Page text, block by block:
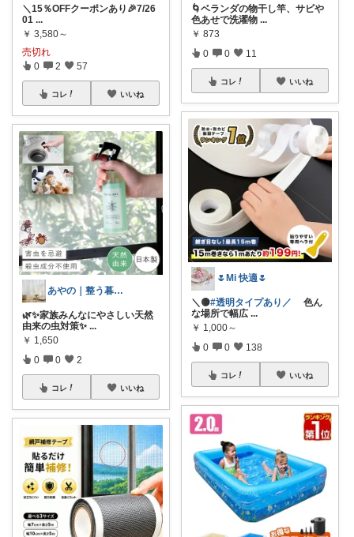
＼15％OFFクーポンあり🎉7/26
01 ...
￥ 3,580～
売切れ
0 2 57
コレ いいね
あやの｜整う暮らしROOM
🌿✨家族みんなにやさしい天然
由来の虫対策✨ ...
￥ 1,650
0 0 2
コレ いいね
🌀ベランダの物干し竿、サビや
色あせで洗濯物 ...
￥ 873
0 0 11
コレ いいね
🌷Mi 快適🌷
＼🟡#透明タイプあり／ 色ん
な場所で幅広 ...
￥ 1,000～
0 0 138
コレ いいね